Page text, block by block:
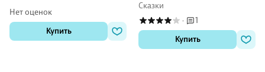
Нет оценок
Купить
Сказки
·
1
Купить